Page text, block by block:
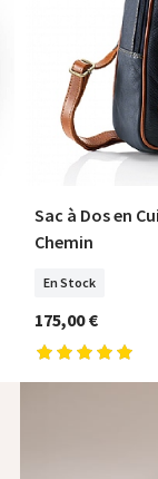
Sac à Dos en
Chemin
En Stock
175,00 €